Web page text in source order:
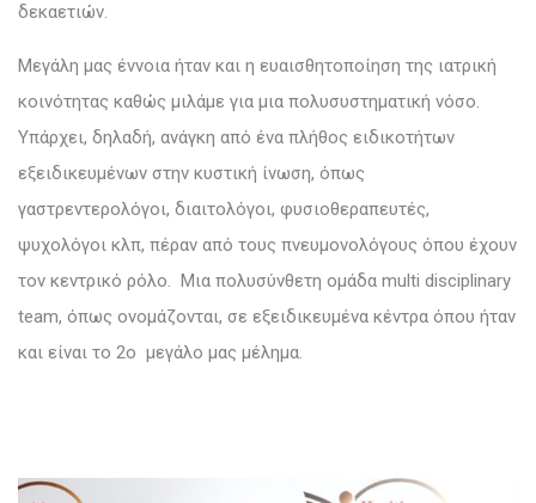
δεκαετιών.
Μεγάλη μας έννοια ήταν και η ευαισθητοποίηση της ιατρική
κοινότητας καθώς μιλάμε για μια πολυσυστηματική νόσο.
Υπάρχει, δηλαδή, ανάγκη από ένα πλήθος ειδικοτήτων
εξειδικευμένων στην κυστική ίνωση, όπως
γαστρεντερολόγοι, διαιτολόγοι, φυσιοθεραπευτές,
ψυχολόγοι κλπ, πέραν από τους πνευμονολόγους όπου έχουν
τον κεντρικό ρόλο. Μια πολυσύνθετη ομάδα multi disciplinary
team, όπως ονομάζονται, σε εξειδικευμένα κέντρα όπου ήταν
και είναι το 2ο μεγάλο μας μέλημα.